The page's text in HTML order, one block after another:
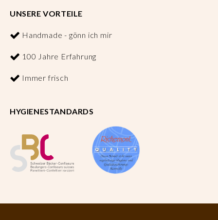
UNSERE VORTEILE
Handmade - gönn ich mir
100 Jahre Erfahrung
Immer frisch
HYGIENESTANDARDS